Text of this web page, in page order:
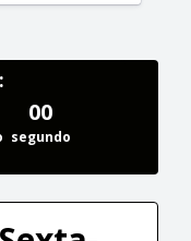
00
segundo